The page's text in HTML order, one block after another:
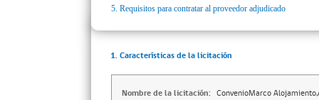
5. Requisitos para contratar al proveedor adjudicado
1. Características de la licitación
Nombre de la licitación: ConvenioMarco